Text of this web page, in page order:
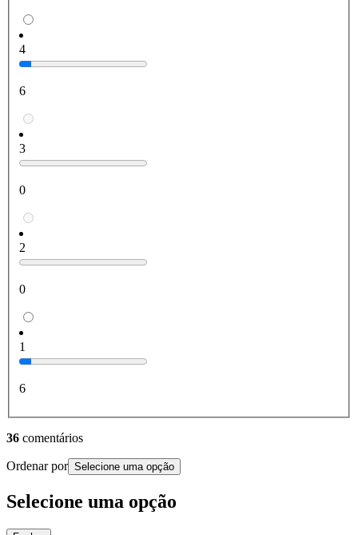
4
6
3
0
2
0
1
6
36 comentários
Ordenar por Selecione uma opção
Selecione uma opção